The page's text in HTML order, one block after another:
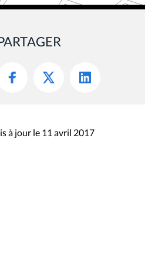
à jour le 11 avril 2017